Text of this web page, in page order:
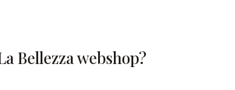
Bellezza webshop?